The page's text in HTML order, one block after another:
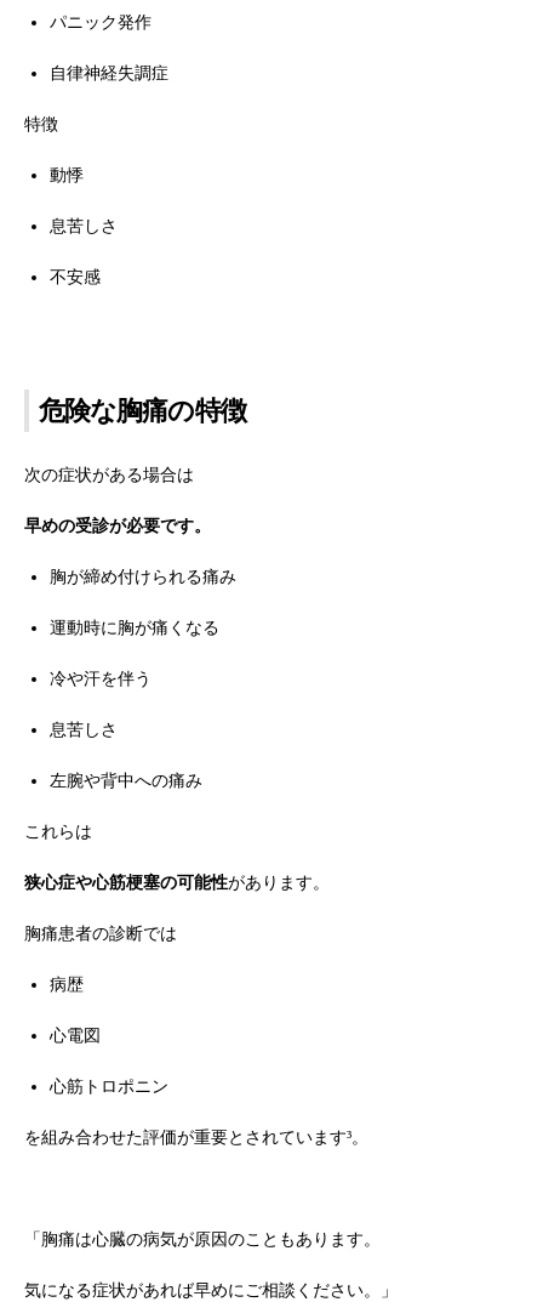
パニック発作
自律神経失調症
特徴
動悸
息苦しさ
不安感
危険な胸痛の特徴
次の症状がある場合は
早めの受診が必要です。
胸が締め付けられる痛み
運動時に胸が痛くなる
冷や汗を伴う
息苦しさ
左腕や背中への痛み
これらは
狭心症や心筋梗塞の可能性があります。
胸痛患者の診断では
病歴
心電図
心筋トロポニン
を組み合わせた評価が重要とされています³。
「胸痛は心臓の病気が原因のこともあります。
気になる症状があれば早めにご相談ください。」